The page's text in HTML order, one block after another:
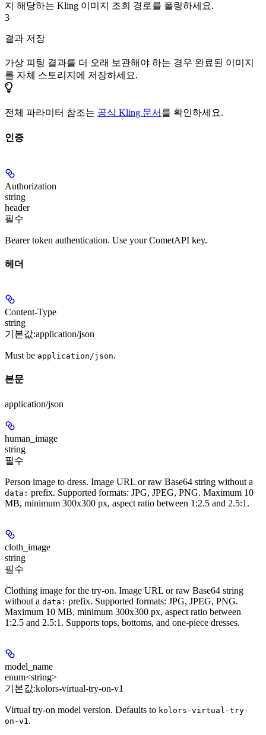
지 해당하는 Kling 이미지 조회 경로를 폴링하세요.
3
결과 저장
가상 피팅 결과를 더 오래 보관해야 하는 경우 완료된 이미지
를 자체 스토리지에 저장하세요.
전체 파라미터 참조는 공식 Kling 문서 를 확인하세요.
인증
Authorization
string
header
필수
Bearer token authentication. Use your CometAPI key.
헤더
Content-Type
string
기본값:application/json
Must be application/json.
본문
application/json
human_image
string
필수
Person image to dress. Image URL or raw Base64 string without a
data: prefix. Supported formats: JPG, JPEG, PNG. Maximum 10
MB, minimum 300x300 px, aspect ratio between 1:2.5 and 2.5:1.
cloth_image
string
필수
Clothing image for the try-on. Image URL or raw Base64 string
without a data: prefix. Supported formats: JPG, JPEG, PNG.
Maximum 10 MB, minimum 300x300 px, aspect ratio between
1:2.5 and 2.5:1. Supports tops, bottoms, and one-piece dresses.
model_name
enum<string>
기본값:kolors-virtual-try-on-v1
Virtual try-on model version. Defaults to kolors-virtual-try-
on-v1 .